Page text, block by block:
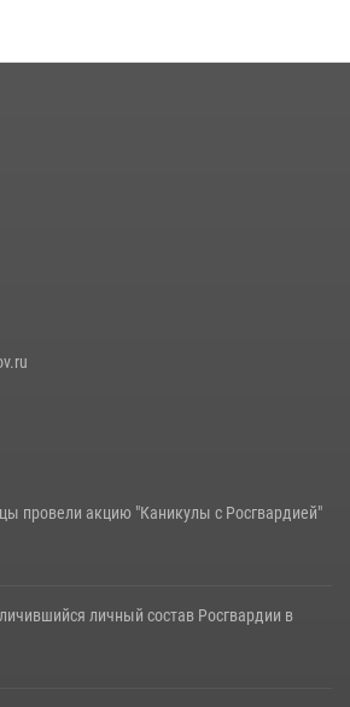
провели акцию "Каникулы с Росгвардией"
личный состав Росгвардии в